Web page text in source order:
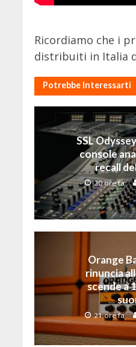
Ricordiamo che i
distribuiti in Italia
Potrebbe Interessarti
SSL
console
recall
20 ore fa
Orange
rinuncia
scende a
21 ore fa